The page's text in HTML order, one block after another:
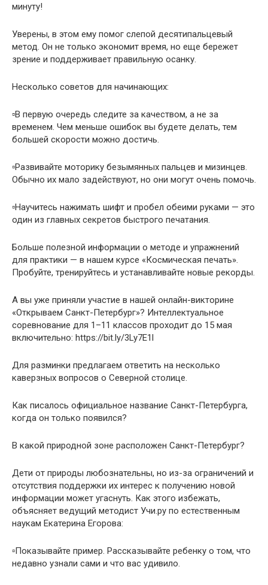
минуту!
Уверены, в этом ему помог слепой десятипальцевый
метод. Он не только экономит время, но еще бережет
зрение и поддерживает правильную осанку.
Несколько советов для начинающих:
▫️В первую очередь следите за качеством, а не за
временем. Чем меньше ошибок вы будете делать, тем
большей скорости можно достичь.
▫️Развивайте моторику безымянных пальцев и мизинцев.
Обычно их мало задействуют, но они могут очень помочь.
▫️Научитесь нажимать шифт и пробел обеими руками — это
один из главных секретов быстрого печатания.
Больше полезной информации о методе и упражнений
для практики — в нашем курсе «Космическая печать».
Пробуйте, тренируйтесь и устанавливайте новые рекорды.
А вы уже приняли участие в нашей онлайн-викторине
«Открываем Санкт-Петербург»? Интеллектуальное
соревнование для 1–11 классов проходит до 15 мая
включительно: https://bit.ly/3Ly7E1l
Для разминки предлагаем ответить на несколько
каверзных вопросов о Северной столице.
Как писалось официальное название Санкт-Петербурга,
когда он только появился?
В какой природной зоне расположен Санкт-Петербург?
Дети от природы любознательны, но из-за ограничений и
отсутствия поддержки их интерес к получению новой
информации может угаснуть. Как этого избежать,
объясняет ведущий методист Учи.ру по естественным
наукам Екатерина Егорова:
▫️Показывайте пример. Рассказывайте ребенку о том, что
недавно узнали сами и что вас удивило.